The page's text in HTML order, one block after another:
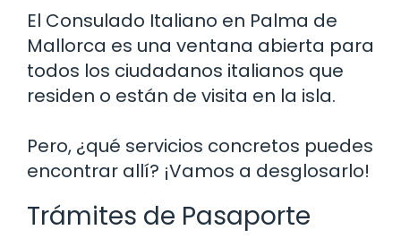
El Consulado Italiano en Palma de
Mallorca es una ventana abierta para
todos los ciudadanos italianos que
residen o están de visita en la isla.
Pero, ¿qué servicios concretos puedes
encontrar allí? ¡Vamos a desglosarlo!
Trámites de Pasaporte